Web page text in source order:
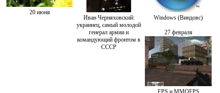
20 июня
Иван Черняховский:
украинец, самый молодой
генерал армии и
командующий фронтом в
СССР
Windows (Виндовс)
27 февраля
FPS и MMOFPS